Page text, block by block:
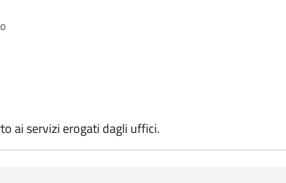
ai servizi erogati dagli uffici.